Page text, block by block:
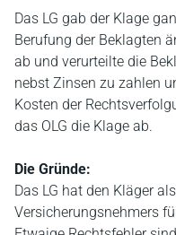
Das LG gab der Klage
Berufung der Beklagten
ab und verurteilte die
nebst Zinsen zu zahlen
Kosten der
das OLG die Klage ab.
Die Gründe:
Das LG hat den Kläger
Versicherungsnehmers